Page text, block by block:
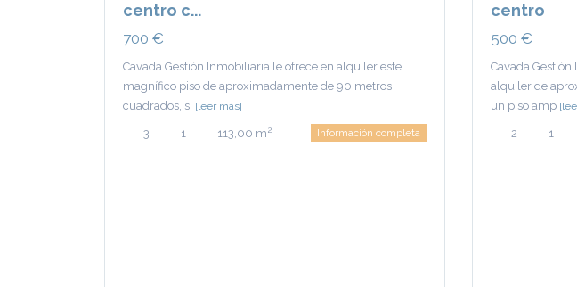
centro c...
700 €
Cavada Gestión Inmobiliaria le ofrece en alquiler este
magnífico piso de aproximadamente de 90 metros
cuadrados, si [leer más]
3 1 113,00 m2 Información completa
centro
500 €
Cavada
alquiler de
un piso amp
2 1